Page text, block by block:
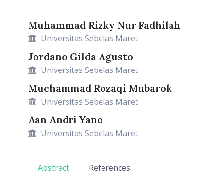
Article Details
Main Article Content
Muhammad Rizky Nur Fadhilah
Universitas Sebelas Maret
Jordano Gilda Agusto
Universitas Sebelas Maret
Muchammad Rozaqi Mubarok
Universitas Sebelas Maret
Aan Andri Yano
Universitas Sebelas Maret
Abstract References